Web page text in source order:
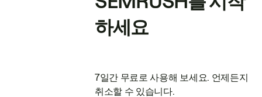
하세요
7일간 무료로 사용해 보세요. 언제든지
취소할 수 있습니다.